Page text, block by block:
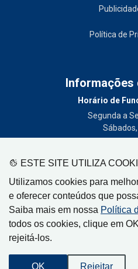
ESTE SITE UTILIZA
Utilizamos cookies para
e oferecer conteúdos que
Saiba mais em nossa Política
todos os cookies, clique em
rejeitá-los.
OK Rejeitar
Política de
Informações
Horário de
Segunda a
(19)
Limeira - SP, Artur
Engenheiro Coelho -